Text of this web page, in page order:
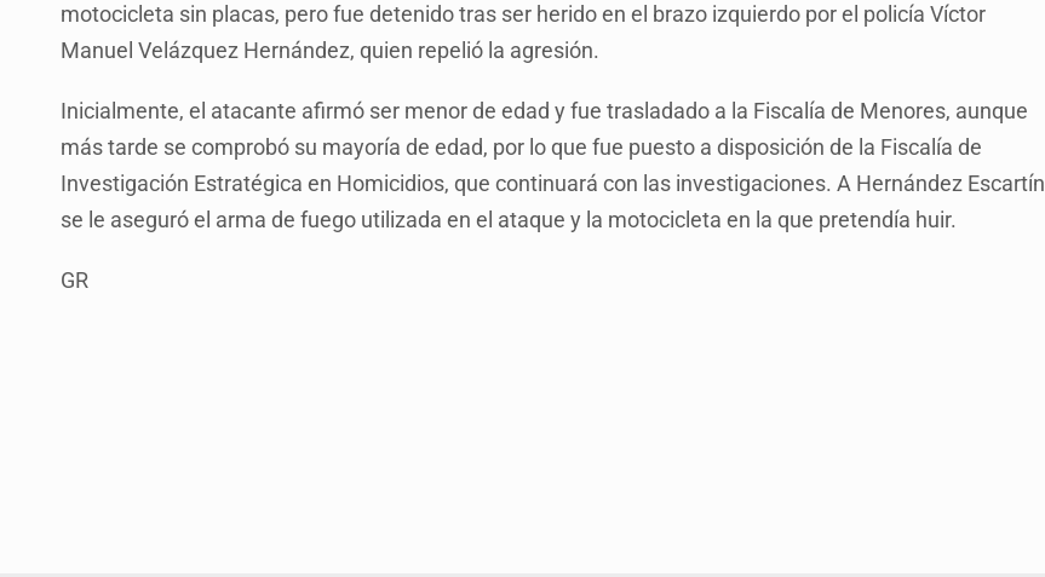
motocicleta sin placas, pero fue detenido tras ser herido en el brazo izquierdo por el policía Víctor
Manuel Velázquez Hernández, quien repelió la agresión.
Inicialmente, el atacante afirmó ser menor de edad y fue trasladado a la Fiscalía de Menores, aunque
más tarde se comprobó su mayoría de edad, por lo que fue puesto a disposición de la Fiscalía de
Investigación Estratégica en Homicidios, que continuará con las investigaciones. A Hernández Escartín
se le aseguró el arma de fuego utilizada en el ataque y la motocicleta en la que pretendía huir.
GR